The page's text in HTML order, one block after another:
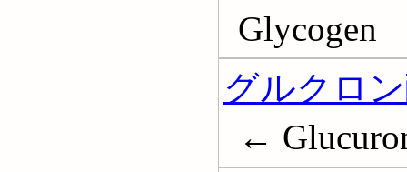
Glycogen
グルクロ
←